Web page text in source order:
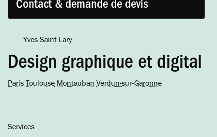
Contact & demande de devis
Yves Saint-Lary
Design graphique et digital
Paris Toulouse Montauban Verdun-sur-Garonne
Services